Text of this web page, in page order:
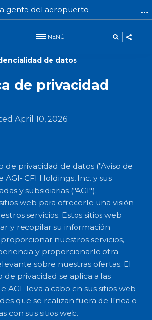
gente del aeropuerto
MENÚ
de datos
de privacidad
April 10, 2026
de privacidad de datos ("Aviso de
AGI- CFI Holdings, Inc. y sus
y subsidiarias ("AGI").
web para ofrecerle una visión
servicios. Estos sitios web
y recopilar su información
nuestros servicios,
y proporcionarle otra
sobre nuestras ofertas. El
de privacidad se aplica a las
AGI lleva a cabo en sus sitios web
que se realizan fuera de línea o
con sus sitios web.